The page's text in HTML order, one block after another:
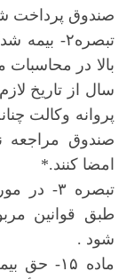
صندوق پرداخت
تبصره۲-
بالا در
سال از تاریخ
پروانه وکالت
صندوق مراجعه
امضا کنند.*
تبصره ۳-
طبق قوانین
شود .
ماده ۱۵-